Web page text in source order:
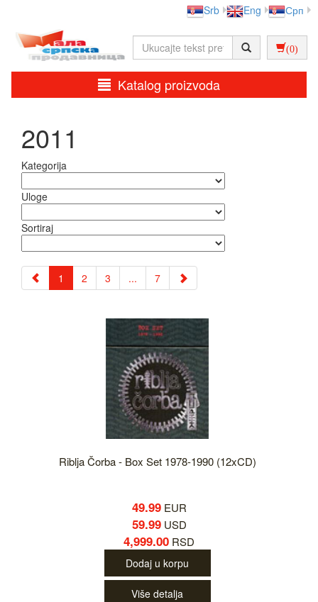
Srb Eng Срп
(0)
Katalog proizvoda
2011
Kategorija
Uloge
Sortiraj
1 2 3 ... 7
Riblja Čorba - Box Set 1978-1990 (12xCD)
49.99EUR
59.99USD
4,999.00 RSD
Dodaj u korpu
Više detalja